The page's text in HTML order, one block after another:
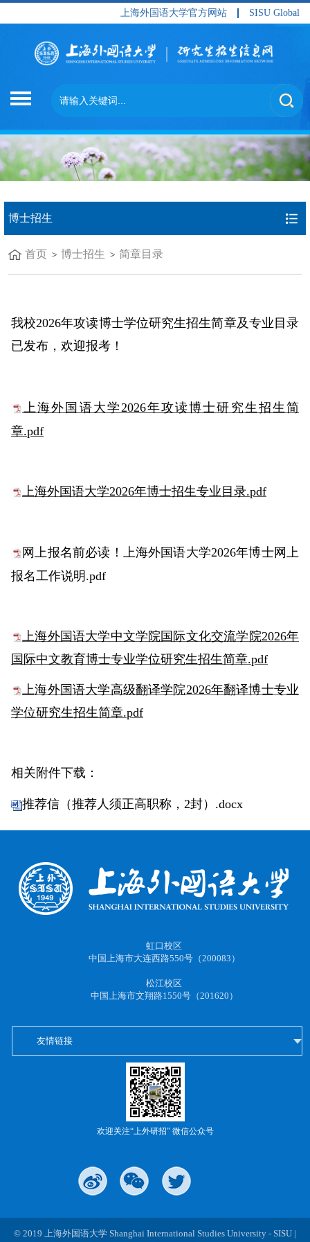
上海外国语大学官方网站 SISU Global
博士招生
首页 博士招生 简章目录
我校2026年攻读博士学位研究生招生简章及专业目录
已发布，欢迎报考！
上海外国语大学2026年攻读博士研究生招生简
章.pdf
上海外国语大学2026年博士招生专业目录.pdf
网上报名前必读！上海外国语大学2026年博士网上
报名工作说明.pdf
上海外国语大学中文学院国际文化交流学院2026年
国际中文教育博士专业学位研究生招生简章.pdf
上海外国语大学高级翻译学院2026年翻译博士专业
学位研究生招生简章.pdf
相关附件下载：
推荐信（推荐人须正高职称，2封）.docx
虹口校区
中国上海市大连西路550号（200083）
松江校区
中国上海市文翔路1550号（201620）
友情链接
欢迎关注“上外研招” 微信公众号
© 2019 上海外国语大学 Shanghai International Studies University - SISU |